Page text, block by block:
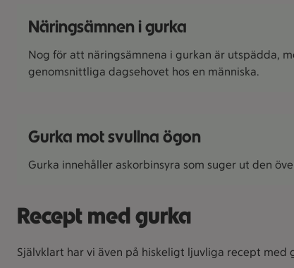
Näringsämnen i gurka
Nog för att näringsämnena i gurkan är utspädda,
genomsnittliga dagsehovet hos en människa.
Gurka mot svullna ögon
Gurka innehåller askorbinsyra som suger ut den
Recept med gurka
Självklart har vi även på hiskeligt ljuvliga recept med